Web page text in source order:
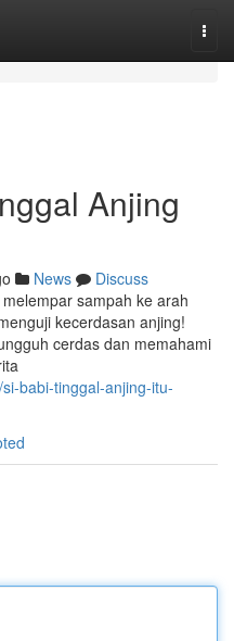
Anjing
News
Discuss
sampah ke arah
kecerdasan anjing!
cerdas dan memahami
babi-tinggal-anjing-itu-